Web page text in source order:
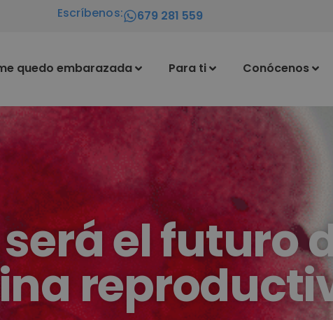
Escríbenos: 679 281 559
quedo embarazada Para ti Conócenos
el futuro